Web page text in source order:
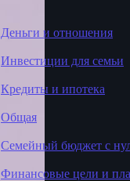
Деньги и отношения
Инвестиции для семьи
Кредиты и ипотека
Общая
Семейный бюджет с
Финансовые цели и